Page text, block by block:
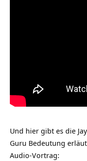
Und hier gibt es die
Guru Bedeutung
Audio-Vortrag: